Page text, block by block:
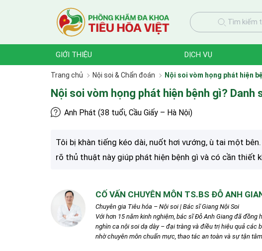
Tìm kiếm
GIỚI THIỆU DỊCH VỤ
Trang chủ Nội soi & Chẩn đoán Nội soi vòm họng phát hiện
Nội soi vòm họng phát hiện bệnh gì? Danh
Anh Phát (38 tuổi, Cầu Giấy – Hà Nội)
Tôi bị khàn tiếng kéo dài, nuốt hơi vướng, ù tai một
rõ thủ thuật này giúp phát hiện bệnh gì và có cần thiết
CỐ VẤN CHUYÊN MÔN TS.BS ĐỖ ANH
Chuyên gia Tiêu hóa – Nội soi | Bác sĩ Giang Nội Soi
Với hơn 15 năm kinh nghiệm, bác sĩ Đỗ Anh Giang đã
nghìn ca nội soi dạ dày – đại tràng và điều trị hiệu quả các
nhờ chuyên môn chuẩn mực, thao tác an toàn và sự tận